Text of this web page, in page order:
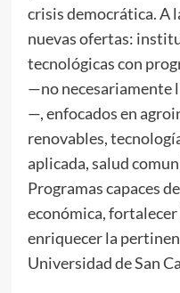
crisis democrática. A
nuevas ofertas:
tecnológicas con
—no necesariamente
—, enfocados en
renovables,
aplicada, salud
Programas capaces
económica,
enriquecer la
Universidad de San